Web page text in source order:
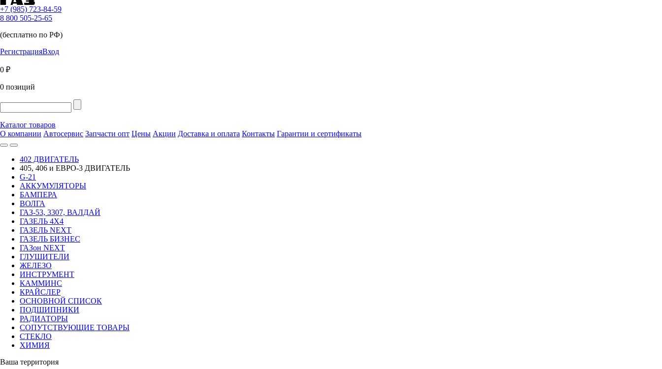
+7 (985) 723-84-59
8 800 505-25-65
(бесплатно по РФ)
РегистрацияВход
0 ₽
0 позиций
Каталог товаров
О компании Автосервис Запчасти опт Цены Акции Доставка и оплата Контакты Гарантии и сертификаты
402 ДВИГАТЕЛЬ
405, 406 и ЕВРО-3 ДВИГАТЕЛЬ
G-21
АККУМУЛЯТОРЫ
БАМПЕРА
ВОЛГА
ГАЗ-53, 3307, ВАЛДАЙ
ГАЗЕЛЬ 4Х4
ГАЗЕЛЬ NEXT
ГАЗЕЛЬ БИЗНЕС
ГАЗон NEXT
ГЛУШИТЕЛИ
ЖЕЛЕЗО
ИНСТРУМЕНТ
КАММИНС
КРАЙСЛЕР
ОСНОВНОЙ СПИСОК
ПОДШИПНИКИ
РАДИАТОРЫ
СОПУТСТВУЮЩИЕ ТОВАРЫ
СТЕКЛО
ХИМИЯ
Ваша территория